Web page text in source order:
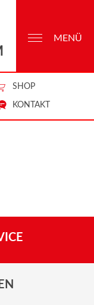
SHOP
KONTAKT
MENÜ